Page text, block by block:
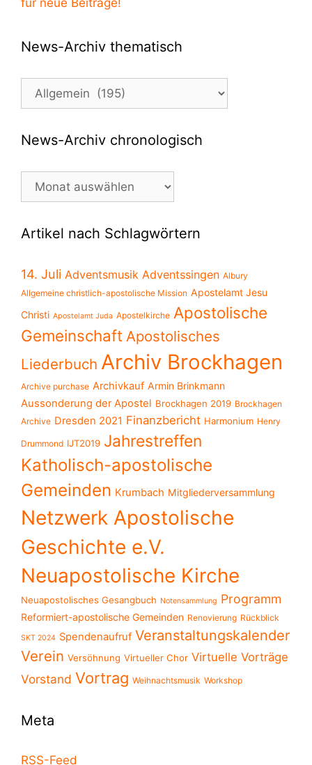
für neue Beiträge!
News-Archiv thematisch
News-
Archiv
News-Archiv chronologisch
News-
Artikel nach Schlagwörtern
14. Juli Adventsmusik Adventssingen Albury
Allgemeine christlich-apostolische Mission Apostelamt Jesu
Christi Apostelamt Juda Apostelkirche Apostolische
Gemeinschaft Apostolisches
Liederbuch Archiv Brockhagen
Archive purchase Archivkauf Armin Brinkmann
Aussonderung der Apostel Brockhagen 2019 Brockhagen
Archive Dresden 2021 Finanzbericht Harmonium Henry
Drummond IJT2019 Jahrestreffen
Katholisch-apostolische
Gemeinden Krumbach Mitgliederversammlung
Netzwerk Apostolische
Geschichte e.V.
Neuapostolische Kirche
Neuapostolisches Gesangbuch Notensammlung Programm
Reformiert-apostolische Gemeinden Renovierung Rückblick
SKT 2024 Spendenaufruf Veranstaltungskalender
Verein Versöhnung Virtueller Chor Virtuelle Vorträge
Vorstand Vortrag Weihnachtsmusik Workshop
Meta
RSS-Feed